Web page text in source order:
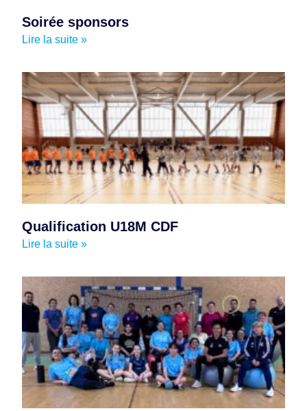
Soirée sponsors
Lire la suite »
Qualification U18M CDF
Lire la suite »